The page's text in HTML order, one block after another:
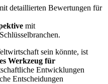
detaillierten Bewertungen für
mit
sein könnte, ist
Werkzeug für
Entwicklungen
Entscheidungen